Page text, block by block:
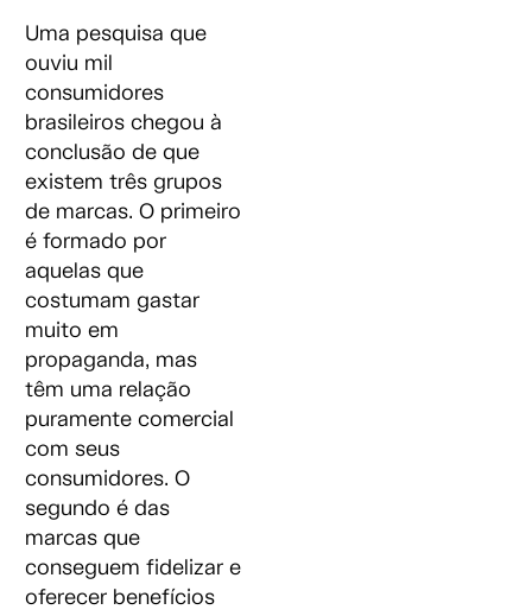
Uma pesquisa que
ouviu mil
consumidores
brasileiros chegou à
conclusão de que
existem três grupos
de marcas. O primeiro
é formado por
aquelas que
costumam gastar
muito em
propaganda, mas
têm uma relação
puramente comercial
com seus
consumidores. O
segundo é das
marcas que
conseguem fidelizar e
oferecer benefícios